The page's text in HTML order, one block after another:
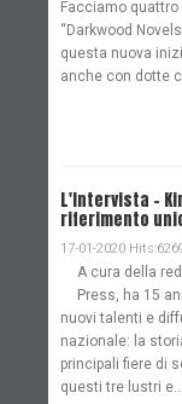
Facciamo
“Darkwood
questa nuova
anche con dotte
L'Intervista -
riferimento
17-01-2020
A cura della
Press, ha 15
nuovi talenti e
nazionale: la
principali fiere di
questi tre lustri e...